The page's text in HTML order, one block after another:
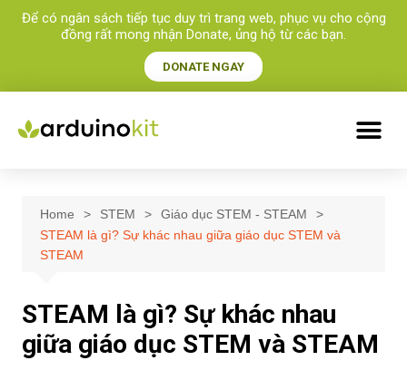
Để có ngân sách tiếp tục duy trì trang web, phục vụ cho cộng
đồng rất mong nhận Donate, ủng hộ từ các bạn.​
DONATE NGAY
Home STEM
Giáo dục STEM - STEAM
STEAM là gì? Sự khác nhau giữa giáo dục STEM và
STEAM
STEAM là gì? Sự khác nhau
giữa giáo dục STEM và STEAM